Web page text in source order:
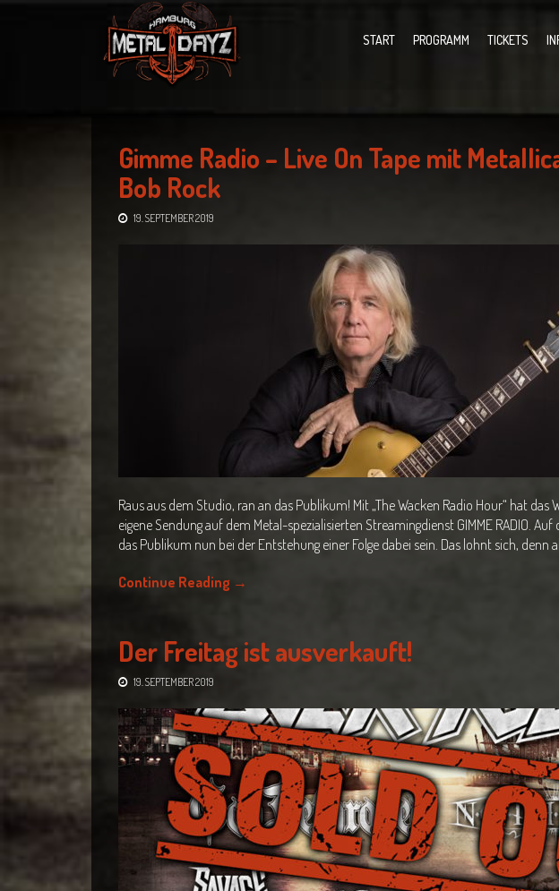
START PROGRAMM TICKETS
Gimme Radio – Live On Tape mit
Bob Rock
19. SEPTEMBER 2019
Raus aus dem Studio, ran an das Publikum! Mit „The Wacken Radio Hour“ hat das
eigene Sendung auf dem Metal-spezialisierten Streamingdienst GIMME RADIO.
das Publikum nun bei der Entstehung einer Folge dabei sein. Das lohnt sich, denn
Continue Reading →
Der Freitag ist ausverkauft!
19. SEPTEMBER 2019